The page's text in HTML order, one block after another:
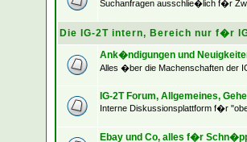
Suchanfragen ausschlie�lich f�r
Die IG-2T intern, Bereich nur f�r
Ank�ndigungen und
Alles �ber die Machenschaften der
IG-2T Forum, Allgemeines,
Interne Diskussionsplattform f�r
Ebay und Co, alles f�r